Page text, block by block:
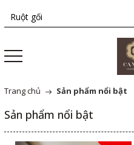
Trang chủ Sản phẩm nổi bật
Sản phẩm nổi bật